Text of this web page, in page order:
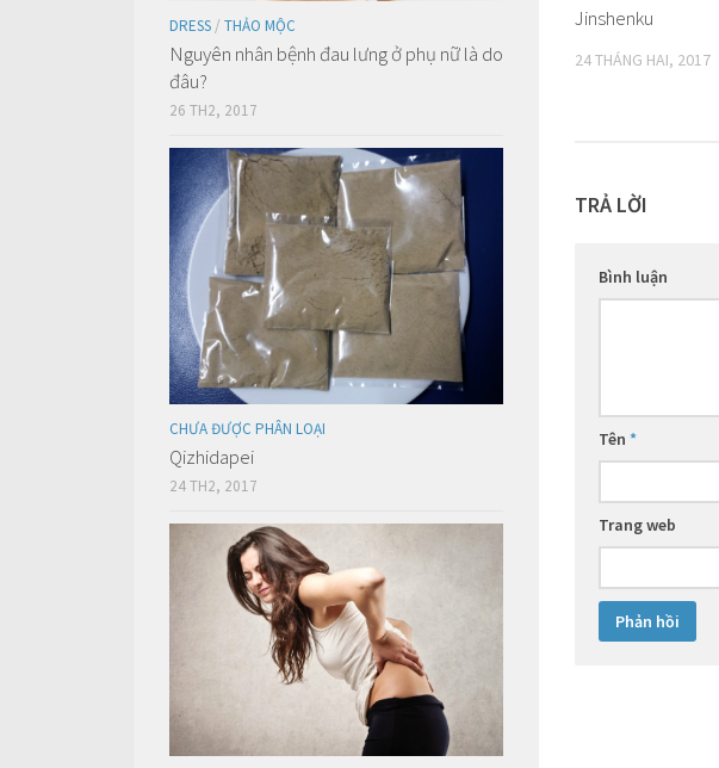
Jinshenku
24 THÁNG HAI, 2017
TRẢ LỜI
Bình luận
Tên *
Trang web
DRESS / THẢO MỘC
Nguyên nhân bệnh đau lưng ở phụ nữ là do
đâu?
26 TH2, 2017
CHƯA ĐƯỢC PHÂN LOẠI
Qizhidapei
24 TH2, 2017